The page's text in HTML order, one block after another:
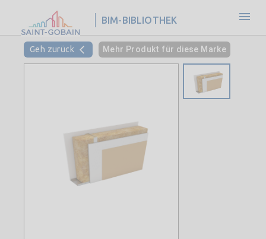
BIM-BIBLIOTHEK
Geh zurück Mehr Produkt für diese Marke